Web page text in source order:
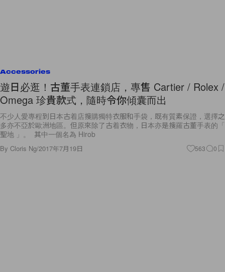
Accessories
遊日必逛！古董手表連鎖店，專售 Cartier / Rolex /
Omega 珍貴款式，隨時令你傾囊而出
不少人愛專程到日本古着店搜購獨特衣服和手袋，既有質素保證，選擇之
多亦不亞於歐洲地區。但原來除了古着衣物，日本亦是搜羅古董手表的「
聖地 」。 其中一個名為 Hirob
By Cloris Ng/2017年7月19日 563 0